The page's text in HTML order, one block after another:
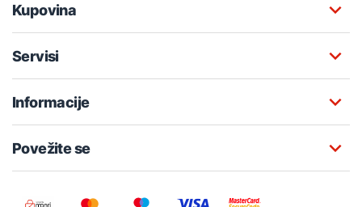
Kupovina
Servisi
Informacije
Povežite se